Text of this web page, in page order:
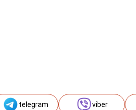
telegram viber